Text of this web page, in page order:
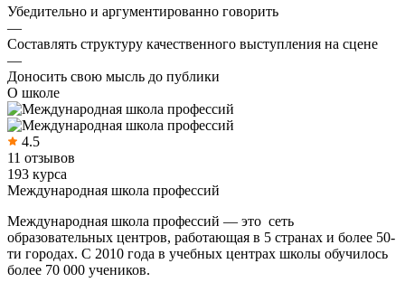
Убедительно и аргументированно говорить
—
Составлять структуру качественного выступления на сцене
—
Доносить свою мысль до публики
О школе
4.5
11 отзывов
193 курса
Международная школа профессий
Международная школа профессий — это сеть
образовательных центров, работающая в 5 странах и более 50-
ти городах. С 2010 года в учебных центрах школы обучилось
более 70 000 учеников.